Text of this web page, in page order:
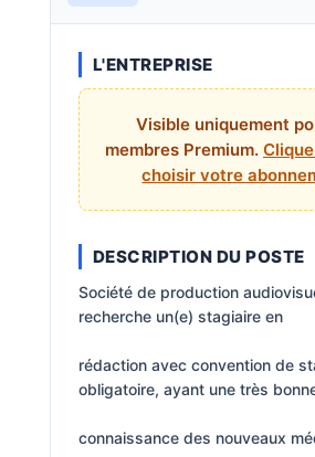
L'ENTREPRISE
Visible uniquement
membres Premium.
choisir votre
DESCRIPTION DU POSTE
Société de production
recherche un(e) stagiaire en
rédaction avec convention de
obligatoire, ayant une très
connaissance des nouveaux